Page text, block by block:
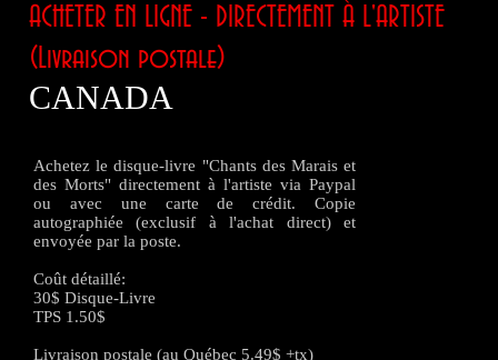
ACHETER EN LIGNE - DIRECTEMENT À L'ARTISTE
(Livraison postale)
CANADA
Achetez le disque-livre "Chants des Marais et
des Morts" directement à l'artiste via Paypal
ou avec une carte de crédit. Copie
autographiée (exclusif à l'achat direct) et
envoyée par la poste.
Coût détaillé:
30$ Disque-Livre
TPS 1.50$
Livraison postale (au Québec 5.49$ +tx)